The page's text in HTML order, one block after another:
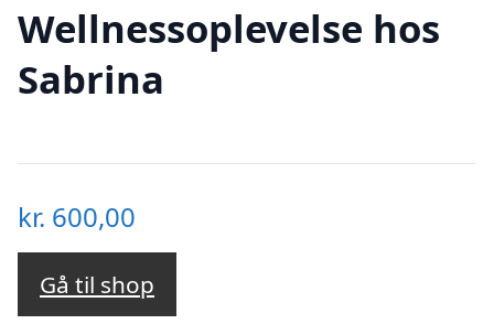
Wellnessoplevelse hos
Sabrina
kr. 600,00
Gå til shop